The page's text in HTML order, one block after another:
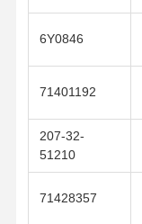
6Y0846
71401192
207-32-
51210
71428357